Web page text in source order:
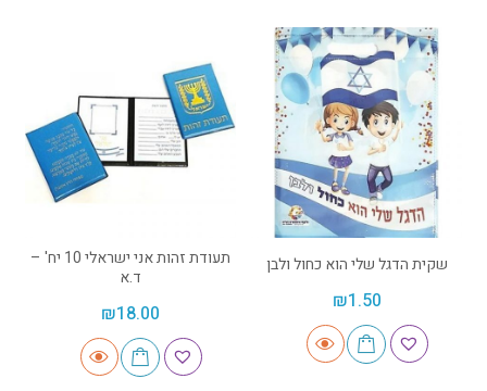
שקית הדגל שלי הוא כחול ולבן
₪1.50
תעודת זהות אני ישראלי 10 יח' –
ד.א
₪18.00